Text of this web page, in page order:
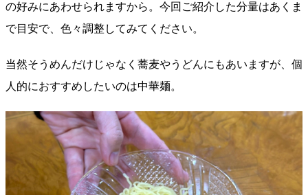
の好みにあわせられますから。今回ご紹介した分量はあくま
で目安で、色々調整してみてください。
当然そうめんだけじゃなく蕎麦やうどんにもあいますが、個
人的におすすめしたいのは中華麺。